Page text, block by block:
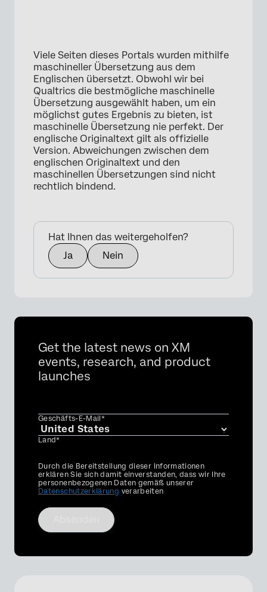
Viele Seiten dieses Portals wurden mithilfe
maschineller Übersetzung aus dem
Englischen übersetzt. Obwohl wir bei
Qualtrics die bestmögliche maschinelle
Übersetzung ausgewählt haben, um ein
möglichst gutes Ergebnis zu bieten, ist
maschinelle Übersetzung nie perfekt. Der
englische Originaltext gilt als offizielle
Version. Abweichungen zwischen dem
englischen Originaltext und den
maschinellen Übersetzungen sind nicht
rechtlich bindend.
Hat Ihnen das weitergeholfen?
Ja
Nein
Get the latest news on XM
events, research, and product
launches
Geschäfts-E-Mail*
Land*
Privacy
Optin
Durch die Bereitstellung dieser Informationen
erklären Sie sich damit einverstanden, dass wir Ihre
personenbezogenen Daten gemäß unserer
Datenschutzerklärung verarbeiten